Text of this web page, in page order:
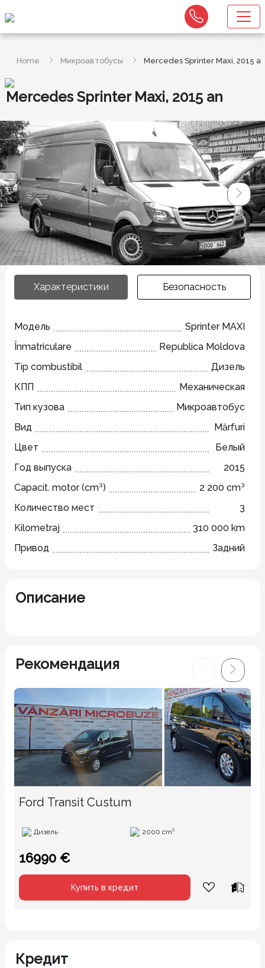
Home Микроавтобусы Mercedes Sprinter Maxi, 2015 an
Mercedes Sprinter Maxi, 2015 an
Характеристики Безопасность
Модель
Sprinter MAXI
Înmatriculare
Republica Moldova
Tip combustibil
Дизель
КПП
Механическая
Тип кузова
Микроавтобус
Вид
Mărfuri
Цвет
Белый
Год выпуска
2015
Capacit. motor (cm³)
2 200 cm³
Количество мест
3
Kilometraj
310 000 km
Привод
Задний
Описание
Рекомендация
Ford Transit Custum
Дизель 2000 cm³
16990 €
Купить в кредит
Кредит